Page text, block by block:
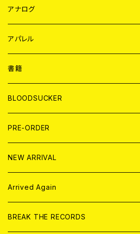
JAPAN
WORLD
アナログ
JAPAN
７EP
LP
WORLD
7EP
LP
アパレル
JAPAN
T-shirt
HOOD
WORLD
T-shirt
HOOD
書籍
MAGAZINE
BOLLOCKS
EL ZINE
写真集 (PHOTOBOOK)
BLOODSUCKER
CD
アナログ
アパレル
書籍
PRE-ORDER
NEW ARRIVAL
CD
アナログ
Arrived Again
CD
BREAK THE RECORDS